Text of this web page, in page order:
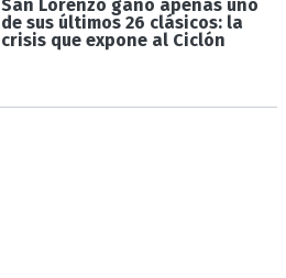
San Lorenzo ganó apenas uno
de sus últimos 26 clásicos: la
crisis que expone al Ciclón